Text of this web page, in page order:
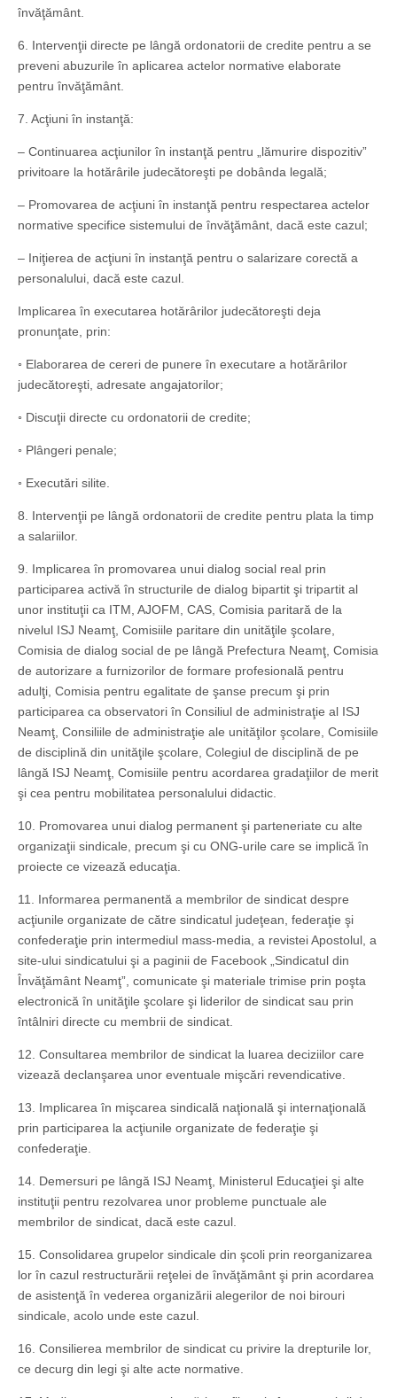
învăţământ.
6. Intervenţii directe pe lângă ordonatorii de credite pentru a se
preveni abuzurile în aplicarea actelor normative elaborate
pentru învăţământ.
7. Acţiuni în instanţă:
– Continuarea acţiunilor în instanţă pentru „lămurire dispozitiv”
privitoare la hotărârile judecătoreşti pe dobânda legală;
– Promovarea de acţiuni în instanţă pentru respectarea actelor
normative specifice sistemului de învăţământ, dacă este cazul;
– Iniţierea de acţiuni în instanţă pentru o salarizare corectă a
personalului, dacă este cazul.
Implicarea în executarea hotărârilor judecătoreşti deja
pronunţate, prin:
◦ Elaborarea de cereri de punere în executare a hotărârilor
judecătoreşti, adresate angajatorilor;
◦ Discuţii directe cu ordonatorii de credite;
◦ Plângeri penale;
◦ Executări silite.
8. Intervenţii pe lângă ordonatorii de credite pentru plata la timp
a salariilor.
9. Implicarea în promovarea unui dialog social real prin
participarea activă în structurile de dialog bipartit şi tripartit al
unor instituţii ca ITM, AJOFM, CAS, Comisia paritară de la
nivelul ISJ Neamţ, Comisiile paritare din unităţile şcolare,
Comisia de dialog social de pe lângă Prefectura Neamţ, Comisia
de autorizare a furnizorilor de formare profesională pentru
adulţi, Comisia pentru egalitate de şanse precum şi prin
participarea ca observatori în Consiliul de administraţie al ISJ
Neamţ, Consiliile de administraţie ale unităţilor şcolare, Comisiile
de disciplină din unităţile şcolare, Colegiul de disciplină de pe
lângă ISJ Neamţ, Comisiile pentru acordarea gradaţiilor de merit
şi cea pentru mobilitatea personalului didactic.
10. Promovarea unui dialog permanent şi parteneriate cu alte
organizaţii sindicale, precum şi cu ONG-urile care se implică în
proiecte ce vizează educaţia.
11. Informarea permanentă a membrilor de sindicat despre
acţiunile organizate de către sindicatul judeţean, federaţie şi
confederaţie prin intermediul mass-media, a revistei Apostolul, a
site-ului sindicatului şi a paginii de Facebook „Sindicatul din
Învăţământ Neamţ”, comunicate şi materiale trimise prin poşta
electronică în unităţile şcolare şi liderilor de sindicat sau prin
întâlniri directe cu membrii de sindicat.
12. Consultarea membrilor de sindicat la luarea deciziilor care
vizează declanşarea unor eventuale mişcări revendicative.
13. Implicarea în mişcarea sindicală naţională şi internaţională
prin participarea la acţiunile organizate de federaţie şi
confederaţie.
14. Demersuri pe lângă ISJ Neamţ, Ministerul Educaţiei şi alte
instituţii pentru rezolvarea unor probleme punctuale ale
membrilor de sindicat, dacă este cazul.
15. Consolidarea grupelor sindicale din şcoli prin reorganizarea
lor în cazul restructurării reţelei de învăţământ şi prin acordarea
de asistenţă în vederea organizării alegerilor de noi birouri
sindicale, acolo unde este cazul.
16. Consilierea membrilor de sindicat cu privire la drepturile lor,
ce decurg din legi şi alte acte normative.